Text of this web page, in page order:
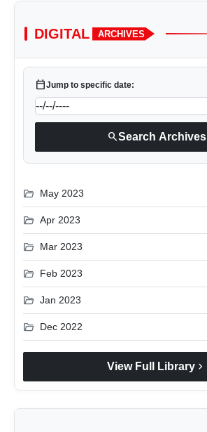
DIGITAL ARCHIVES
calendar_todayJump to specific date:
searchSearch Archives
folder_open May 2023
folder_open Apr 2023
folder_open Mar 2023
folder_open Feb 2023
folder_open Jan 2023
folder_open Dec 2022
View Full Library chevron_right